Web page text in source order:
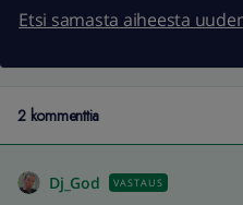
Etsi samasta aiheesta
2 kommenttia
Dj_God VASTAUS